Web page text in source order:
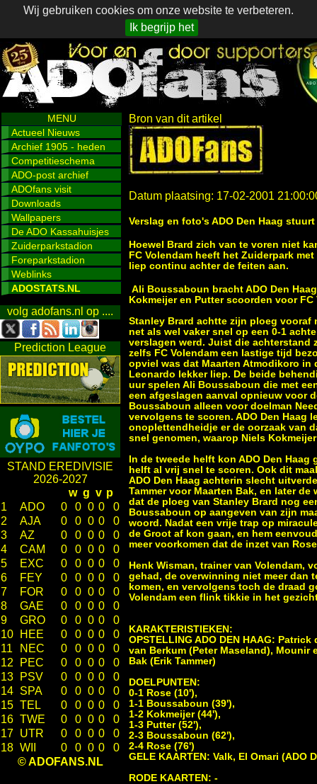
Wij gebruiken cookies om onze website te verbeteren.
Ik begrijp het
MENU
Actueel Nieuws
Archief 1905 - heden
Competitieschema
ADO-post archief
ADOfans visit
Downloads
Wallpapers
De ADO Kassahuisjes
Zuiderparkstadion
Foreparkstadion
Weblinks
ADOSTATS.NL
volg adofans.nl op ....
Prediction League
STAND EREDIVISIE
2026-2027
w g v p
1
ADO 0 0 0 0
0
2
AJA 0 0 0 0
0
3
AZ 0 0 0 0
0
4
CAM 0 0 0 0
0
5
EXC 0 0 0 0
0
6
FEY 0 0 0 0
0
7
FOR 0 0 0 0
0
8
GAE 0 0 0 0
0
9
GRO 0 0 0 0
0
10
HEE 0 0 0 0
0
11
NEC 0 0 0 0
0
12
PEC 0 0 0 0
0
13
PSV 0 0 0 0
0
14 SPA 0 0 0 0
0
15 TEL 0 0 0 0
0
16 TWE 0 0 0 0
0
17 UTR 0 0 0 0
0
18 WII 0 0 0 0
0
© ADOFANS.NL
Bron van dit artikel
Datum plaatsing: 17-02-2001
Verslag en foto's ADO Den Haag
Hoewel Brard zich van te voren niet
FC Volendam heeft het Zuiderpark
liep continu achter de feiten aan.
Ali Boussaboun bracht ADO Den
Kokmeijer en Putter scoorden voor FC
Stanley Brard achtte zijn ploeg vooraf
net als wel vaker snel op een 0-1
verslagen werd. Juist die achterstand
zelfs FC Volendam een lastige tijd
opviel was dat Maarten Atmodikoro
Leonardo lekker liep. De beide
uur spelen Ali Boussaboun die met
een afgeslagen aanval opnieuw voor
Boussaboun alleen voor doelman
vervolgens te scoren. ADO Den Haag
onoplettendheidje er de oorzaak van
snel genomen, waarop Niels
In de tweede helft kon ADO Den
helft al vrij snel te scoren. Ook dit
ADO Den Haag achterin slecht
Tammer voor Maarten Bak, en later
dat de ploeg van Stanley Brard nog
Boussaboun op aangeven van zijn
woord. Nadat een vrije trap op
de Groot af kon gaan, en hem
meer voorkomen dat de inzet van
Henk Wisman, trainer van Volendam,
gehad, de overwinning niet meer dan
komen, en vervolgens toch de draad
Volendam een flink tikkie in het
KARAKTERISTIEKEN:
OPSTELLING ADO DEN HAAG:
van Berkum (Peter Maseland), Mounir
Bak (Erik Tammer)
DOELPUNTEN:
0-1 Rose (10'),
1-1 Boussaboun (39'),
1-2 Kokmeijer (44'),
1-3 Putter (52'),
2-3 Boussaboun (62'),
2-4 Rose (76')
GELE KAARTEN: Valk, El Omari (ADO
RODE KAARTEN: -